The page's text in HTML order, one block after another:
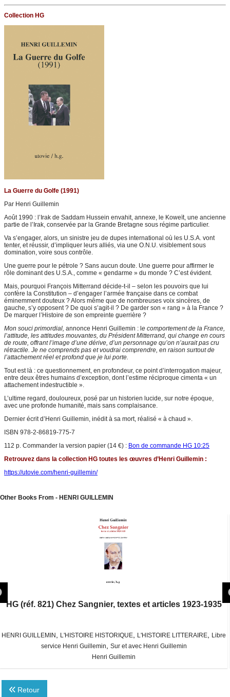
Collection HG
La Guerre du Golfe (1991)
Par Henri Guillemin
Août 1990 : l’Irak de Saddam Hussein envahit, annexe, le Koweït, une ancienne
partie de l’Irak, conservée par la Grande Bretagne sous régime particulier.
Va s’engager, alors, un sinistre jeu de dupes international où les U.S.A. vont
tenter, et réussir, d’impliquer leurs alliés, via une O.N.U. visiblement sous
domination, voire sous contrôle.
Une guerre pour le pétrole ? Sans aucun doute. Une guerre pour affirmer le
rôle dominant des U.S.A., comme « gendarme » du monde ? C’est évident.
Mais, pourquoi François Mitterrand décide-t-il – selon les pouvoirs que lui
confère la Constitution – d’engager l’armée française dans ce combat
éminemment douteux ? Alors même que de nombreuses voix sincères, de
gauche, s’y opposent ? De quoi s’agit-il ? De garder son « rang » à la France ?
De marquer l’Histoire de son empreinte guerrière ?
Mon souci primordial, annonce Henri Guillemin : l e comportement de la France,
l’attitude, les attitudes mouvantes, du Président Mitterrand, qui change en cours
de route, offrant l’image d’une dérive, d’un personnage qu’on n’aurait pas cru
rétractile. Je ne comprends pas et voudrai comprendre, en raison surtout de
l’attachement réel et profond que je lui porte.
Tout est là : ce questionnement, en profondeur, ce point d’interrogation majeur,
entre deux êtres humains d’exception, dont l’estime réciproque cimenta « un
attachement indestructible ».
L’ultime regard, douloureux, posé par un historien lucide, sur notre époque,
avec une profonde humanité, mais sans complaisance.
Dernier écrit d’Henri Guillemin, inédit à sa mort, réalisé « à chaud ».
ISBN 978-2-86819-775-7
112 p. Commander la version papier (14 €) : Bon de commande HG 10:25
Retrouvez dans la collection HG toutes les œuvres d’Henri Guillemin :
https://utovie.com/henri-guillemin/
Other Books From - HENRI GUILLEMIN
HG (réf. 821) Chez Sangnier, textes et articles 1923-1935
HENRI GUILLEMIN L'HISTOIRE HISTORIQUE L'HISTOIRE LITTERAIRE
Libre
service Henri Guillemin
Sur et avec Henri Guillemin
Henri Guillemin
Retour